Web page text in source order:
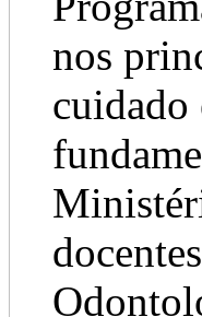
nos
cuidado